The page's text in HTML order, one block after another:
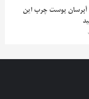
آبرسان پوست چرب این